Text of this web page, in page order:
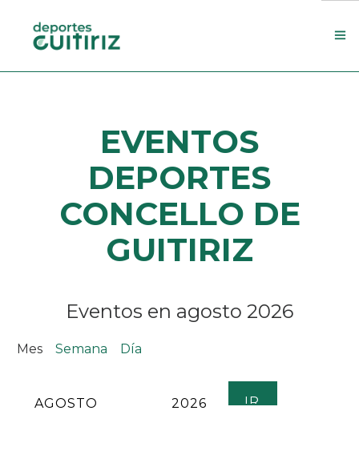
Search Site
EVENTOS
DEPORTES
CONCELLO DE
GUITIRIZ
Eventos en agosto 2026
Mes Semana Día
MES
AÑO